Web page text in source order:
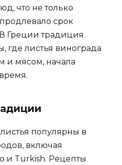
что не только
срок
Греции традиция
где листья винограда
и мясом, начала
популярны в
включая
и Turkish. Рецепты